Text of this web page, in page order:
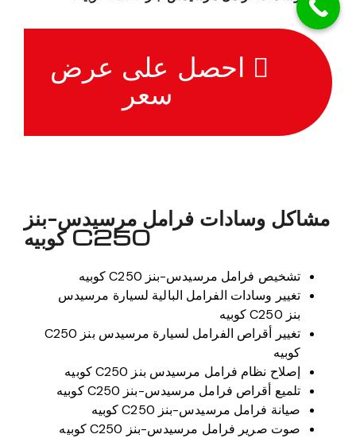
احصل على عرض
سعر
مشاكل وسادات فرامل مرسيدس-بنز
C250 كوبيه
تشخيص فرامل مرسيدس-بنز C250 كوبيه
تغيير وسادات الفرامل البالية لسيارة مرسيدس
بنز C250 كوبيه
تغيير أقراص الفرامل لسيارة مرسيدس بنز C250
كوبيه
إصلاح نظام فرامل مرسيدس بنز C250 كوبيه
تلميع أقراص فرامل مرسيدس-بنز C250 كوبيه
صيانة فرامل مرسيدس-بنز C250 كوبيه
صوت صرير فرامل مرسيدس-بنز C250 كوبيه